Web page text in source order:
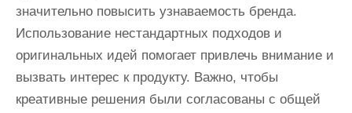
значительно повысить узнаваемость бренда.
Использование нестандартных подходов и
оригинальных идей помогает привлечь внимание и
вызвать интерес к продукту. Важно, чтобы
креативные решения были согласованы с общей